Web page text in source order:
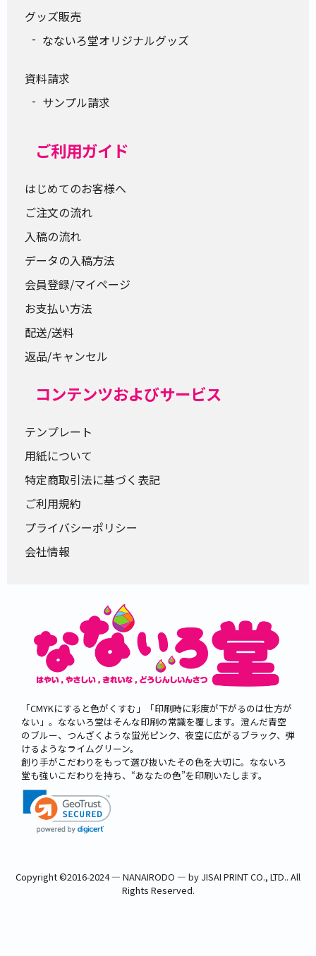
グッズ販売
なないろ堂オリジナルグッズ
資料請求
サンプル請求
ご利用ガイド
はじめてのお客様へ
ご注文の流れ
入稿の流れ
データの入稿方法
会員登録/マイページ
お支払い方法
配送/送料
返品/キャンセル
コンテンツおよびサービス
テンプレート
用紙について
特定商取引法に基づく表記
ご利用規約
プライバシーポリシー
会社情報
「CMYKにすると色がくすむ」「印刷時に彩度が下がるのは仕方が
ない」。なないろ堂はそんな印刷の常識を覆します。澄んだ青空
のブルー、つんざくような蛍光ピンク、夜空に広がるブラック、弾
けるようなライムグリーン。
創り手がこだわりをもって選び抜いたその色を大切に。なないろ
堂も強いこだわりを持ち、“あなたの色”を印刷いたします。
Copyright ©2016-2024 ― NANAIRODO ― by JISAI PRINT CO., LTD.. All
Rights Reserved.